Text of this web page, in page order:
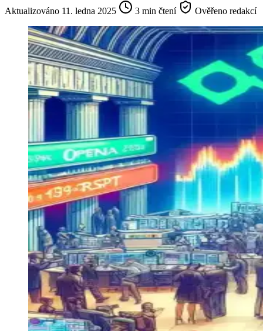
Aktualizováno 11. ledna 2025
3 min čtení Ověřeno redakcí